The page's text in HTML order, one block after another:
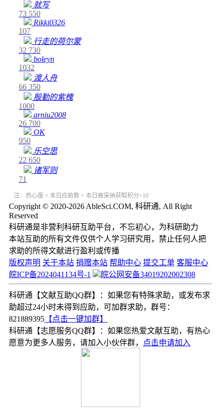
就写
73 550
Rikki0326
107
行走的荷尔蒙
32 730
boleyn
1032
渡人舟
66 350
殷勤的紫槐
1000
arniu2008
26 700
OK
950
乐空思
22 650
诸军则
71
注：热心度 = 本日应助数 + 本日被采纳获取积分÷10
Copyright © 2020-2026 AbleSci.COM, 科研通, All Right
Reserved
科研通是非营利科研互助平台，不忘初心，为科研助力
本站互助的所有文件仅供个人学习研究用，禁止任何人把
求助的所得文献进行盈利或传播
版权声明 关于本站 捐赠本站 帮助中心 提交工单 客服中心
皖ICP备2024041134号-1
皖公网安备34019202002308
科研通【文献互助QQ群】：如果您有特殊求助，或发布求
助超过24小时未得到应助，可加群求助，群号：
821889395 【点击一键加群】
科研通【志愿服务QQ群】：如果您热爱文献互助，有热心
愿意为更多人服务，请加入小伙伴群，
点击申请加入